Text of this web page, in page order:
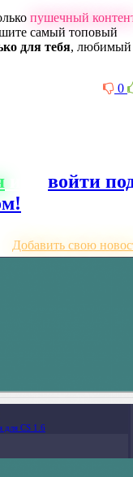
пушечный
самый топовый
для тебя, любимый
0
сайта,
войти
Добавить свою
CS 1.6